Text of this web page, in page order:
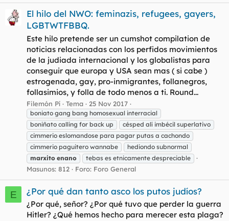
El hilo del NWO: feminazis, refugees, gayers,
LGBTWTFBBQ.
Este hilo pretende ser un cumshot compilation de
noticias relacionadas con los perfidos movimientos
de la judiada internacional y los globalistas para
conseguir que europa y USA sean mas ( si cabe )
estrogenada, gay, pro-inmigrantes, follanegros,
follasimios, y folla de todo menos a ti. Round...
Filemón Pí Tema 25 Nov 2017
boniato gang bang homosexual interracial
boniñato calling for back up
césped alí imbécil superlativo
cimmerio eslomandose para pagar putas a cachondo
cimmerio paguitero wannabe
hediondo subnormal
marxito enano tebas es etnicamente despreciable
Masunos: 812 Foro: Foro General
E ¿Por qué dan tanto asco los putos judíos?
¿Por qué, señor? ¿Por qué tuvo que perder la guerra
Hitler? ¿Qué hemos hecho para merecer esta plaga?